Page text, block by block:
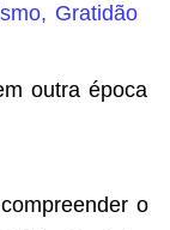
Gratidão
outra época
o